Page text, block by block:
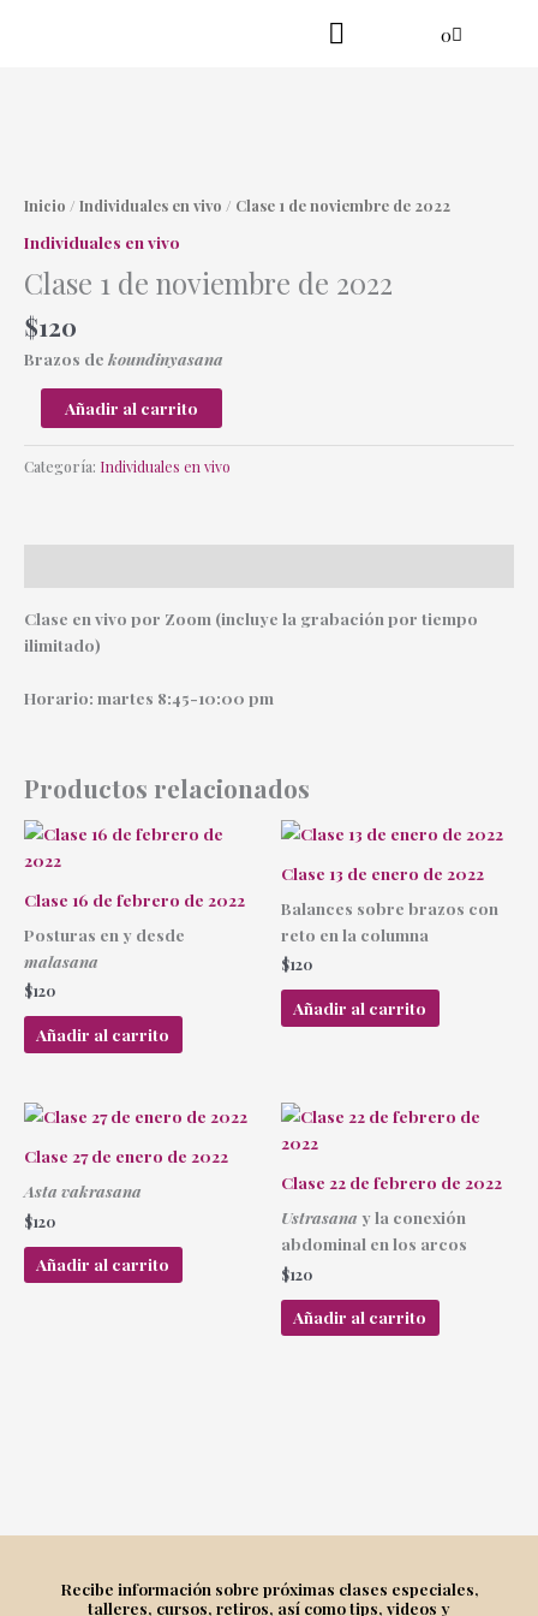
0
Cart
Inicio / Individuales en vivo / Clase 1 de noviembre de 2022
Individuales en vivo
Clase 1 de noviembre de 2022
$120
Brazos de koundinyasana
de
de
2022
Añadir al carrito
Categoría: Individuales en vivo
Clase en vivo por Zoom (incluye la grabación por tiempo
ilimitado)
Horario: martes 8:45-10:00 pm
Productos relacionados
Clase 16 de febrero de 2022
Posturas en y desde
malasana
$120
Añadir al carrito
Clase 13 de enero de 2022
Balances sobre brazos con
reto en la columna
$120
Añadir al carrito
Clase 27 de enero de 2022
Asta vakrasana
$120
Añadir al carrito
Clase 22 de febrero de 2022
Ustrasana y la conexión
abdominal en los arcos
$120
Añadir al carrito
Recibe información sobre próximas clases especiales,
talleres, cursos, retiros, así como tips, videos y